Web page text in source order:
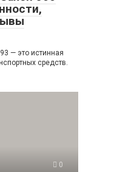
— это истинная
средств.
0